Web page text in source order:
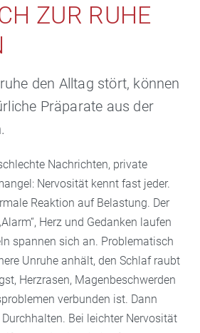
ZUR RUHE
den Alltag stört, können
Präparate aus der
Nachrichten, private
Nervosität kennt fast jeder.
Reaktion auf Belastung. Der
Herz und Gedanken laufen
spannen sich an. Problematisch
Unruhe anhält, den Schlaf raubt
Herzrasen, Magenbeschwerden
verbunden ist. Dann
Bei leichter Nervosität